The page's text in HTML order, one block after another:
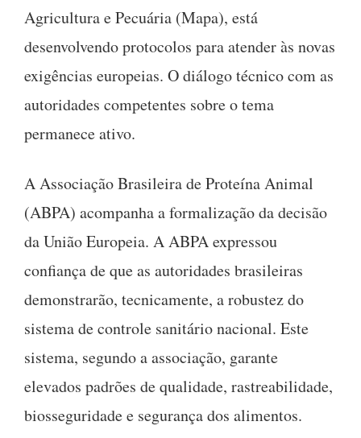
Agricultura e Pecuária (Mapa), está
desenvolvendo protocolos para atender às novas
exigências europeias. O diálogo técnico com as
autoridades competentes sobre o tema
permanece ativo.
A Associação Brasileira de Proteína Animal
(ABPA) acompanha a formalização da decisão
da União Europeia. A ABPA expressou
confiança de que as autoridades brasileiras
demonstrarão, tecnicamente, a robustez do
sistema de controle sanitário nacional. Este
sistema, segundo a associação, garante
elevados padrões de qualidade, rastreabilidade,
biosseguridade e segurança dos alimentos.